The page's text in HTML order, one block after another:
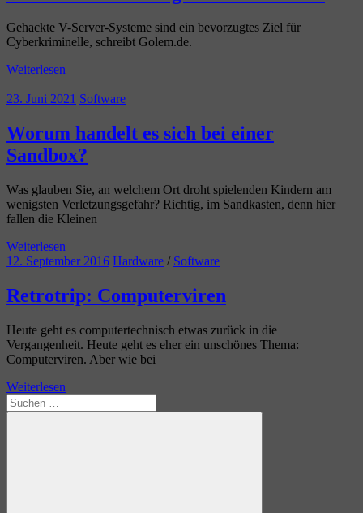
Gehackte V-Server-Systeme sind ein bevorzugtes Ziel für
Cyberkriminelle, schreibt Golem.de.
Weiterlesen
23. Juni 2021 Software
Worum handelt es sich bei einer
Sandbox?
Was glauben Sie, an welchem Ort droht spielenden Kindern am
wenigsten Verletzungsgefahr? Richtig, im Sandkasten, denn hier
fallen die Kleinen
Weiterlesen
12. September 2016 Hardware / Software
Retrotrip: Computerviren
Heute geht es computertechnisch etwas zurück in die
Vergangenheit. Heute geht es eher ein unschönes Thema:
Computerviren. Aber wie bei
Weiterlesen
Suchen
nach: